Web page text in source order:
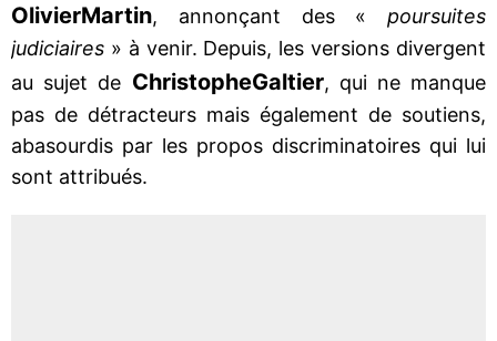
OlivierMartin, annonçant des « poursuites
judiciaires » à venir. Depuis, les versions divergent
au sujet de ChristopheGaltier, qui ne manque
pas de détracteurs mais également de soutiens,
abasourdis par les propos discriminatoires qui lui
sont attribués.